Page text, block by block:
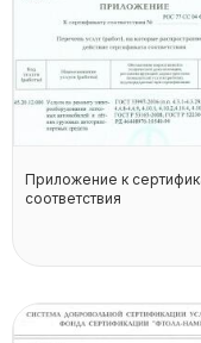
Приложение к
соответствия